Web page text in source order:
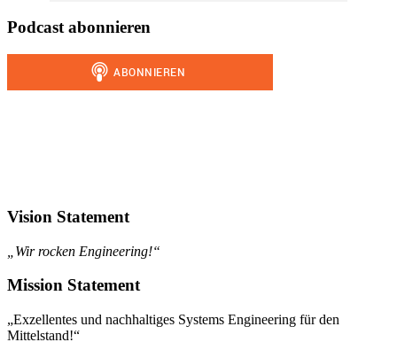
Podcast abonnieren
Vision Statement
„Wir rocken Engineering!“
Mission Statement
„Exzellentes und nachhaltiges Systems Engineering für den
Mittelstand!“